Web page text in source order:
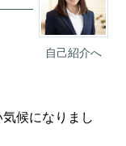
自己紹介へ
候になりまし